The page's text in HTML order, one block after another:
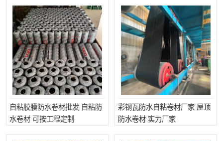
自粘胶膜防水卷材批发 自粘防
水卷材 可按工程定制
彩钢瓦防水自粘卷材厂家 屋顶
防水卷材 实力厂家